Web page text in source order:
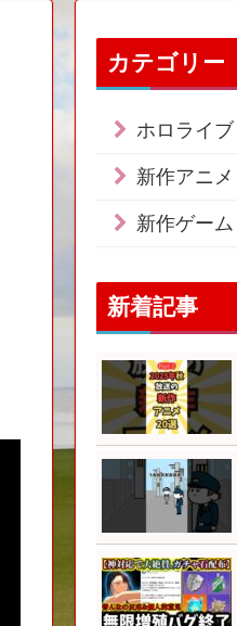
カテゴリー
ホロライブ
新作アニメ
新作ゲーム
新着記事